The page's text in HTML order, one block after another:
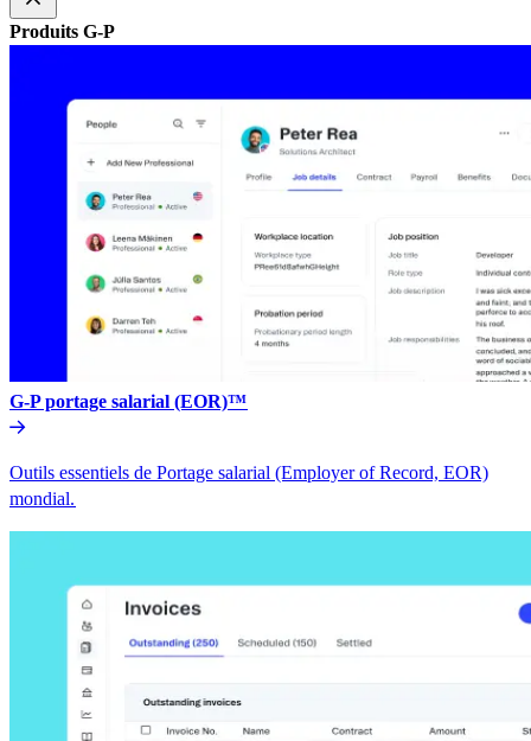
Produits G-P​​
G-P portage salarial (EOR)™​​
Outils essentiels de Portage salarial (Employer of Record, EOR)
mondial.​​